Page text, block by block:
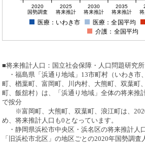
2020
国勢調査
2025
将来推計
2030
将来推計
2035
将来推計
医療：いわき市 医療：全国平均
介護：全国平均
■将来推計人口：国立社会保障・人口問題研究所
・福島県「浜通り地域」13市町村（いわき市
町、楢葉町、富岡町、川内村、大熊町、双葉町
町、飯舘村）は、「浜通り地域」全体の将来推
で按分
※富岡町、大熊町、双葉町、浪江町は、
め、将来推計人口も0となっています。
・静岡県浜松市中央区・浜名区の将来推計人
「旧浜松市北区」の地区ごとの2020年国勢調